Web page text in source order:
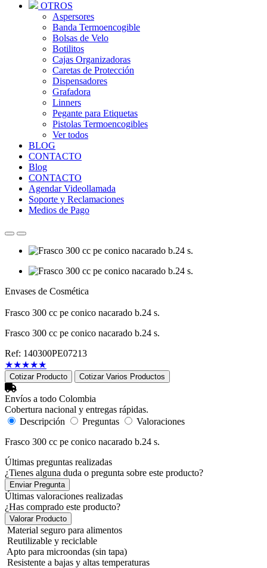
OTROS
Aspersores
Banda Termoencogible
Bolsas de Velo
Botilitos
Cajas Organizadoras
Caretas de Protección
Dispensadores
Grafadora
Linners
Pegante para Etiquetas
Pistolas Termoencogibles
Ver todos
BLOG
CONTACTO
Blog
CONTACTO
Agendar Videollamada
Soporte y Reclamaciones
Medios de Pago
Envases de Cosmética
Frasco 300 cc pe conico nacarado b.24 s.
Frasco 300 cc pe conico nacarado b.24 s.
Ref: 140300PE07213
★★★★★
Cotizar Producto Cotizar Varios Productos
Envíos a todo Colombia
Cobertura nacional y entregas rápidas.
Descripción
Preguntas
Valoraciones
Frasco 300 cc pe conico nacarado b.24 s.
Últimas preguntas realizadas
¿Tienes alguna duda o pregunta sobre este producto?
Enviar Pregunta
Últimas valoraciones realizadas
¿Has comprado este producto?
Valorar Producto
Material seguro para alimentos
Reutilizable y reciclable
Apto para microondas (sin tapa)
Resistente a bajas y altas temperaturas